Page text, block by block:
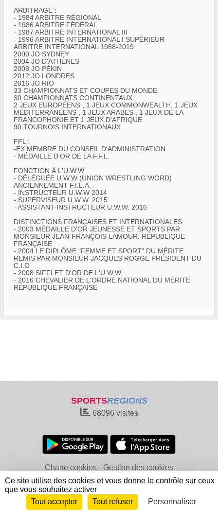
ARBITRAGE :
- 1984 ARBITRE RÉGIONAL
- 1986 ARBITRE FÉDÉRAL
- 1987 ARBITRE INTERNATIONAL III
- 1996 ARBITRE INTERNATIONAL I SUPÉRIEUR
ARBITRE INTERNATIONAL 1988-2019
2000 JO SYDNEY
2004 JO D'ATHÈNES
2008 JO PÉKIN
2012 JO LONDRES
2016 JO RIO
33 CHAMPIONNATS ET COUPES DU MONDE
30 CHAMPIONNATS CONTINENTAUX
2 JEUX EUROPÉENS , 1 JEUX COMMONWEALTH, 1 JEUX
MÉDITERRANÉENS , 1 JEUX ARABES , 1 JEUX DE LA
FRANCOPHONIE ET 1 JEUX D'AFRIQUE
90 TOURNOIS INTERNATIONAUX
FFL :
-EX MEMBRE DU CONSEIL D'ADMINISTRATION
- MÉDAILLE D'OR DE LA F.F.L.
FONCTION À L'U.W.W
- DÉLÉGUÉE U.W.W (UNION WRESTLING WORD)
ANCIENNEMENT F.I.L.A.
- INSTRUCTEUR U.W.W 2014
- SUPERVISEUR U.W.W. 2015
- ASSISTANT-INSTRUCTEUR U.W.W. 2016
DISTINCTIONS FRANÇAISES ET INTERNATIONALES
- 2003 MÉDAILLE D'OR JEUNESSE ET SPORTS PAR
MONSIEUR JEAN-FRANÇOIS LAMOUR. RÉPUBLIQUE
FRANÇAISE
- 2004 LE DIPLÔME "FEMME ET SPORT" DU MÉRITE
REMIS PAR MONSIEUR JACQUES ROGGE PRÉSIDENT DU
C.I.O
- 2008 SIFFLET D'OR DE L'U.W.W
- 2016 CHEVALIER DE L'ORDRE NATIONAL DU MÉRITE
RÉPUBLIQUE FRANÇAISE
SPORTSREGIONS
68096visites
Charte cookies
Gestion des cookies
Informations légales
Signaler un contenu inapproprié
Envie de participer ? Connexion
Ce site utilise des cookies et vous donne le contrôle sur ceux
que vous souhaitez activer
Tout accepter
Tout refuser Personnaliser